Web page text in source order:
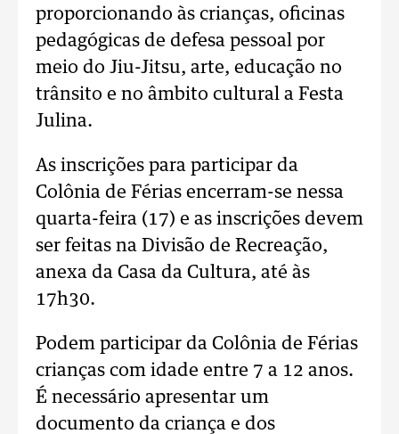
proporcionando às crianças, oficinas
pedagógicas de defesa pessoal por
meio do Jiu-Jitsu, arte, educação no
trânsito e no âmbito cultural a Festa
Julina.
As inscrições para participar da
Colônia de Férias encerram-se nessa
quarta-feira (17) e as inscrições devem
ser feitas na Divisão de Recreação,
anexa da Casa da Cultura, até às
17h30.
Podem participar da Colônia de Férias
crianças com idade entre 7 a 12 anos.
É necessário apresentar um
documento da criança e dos